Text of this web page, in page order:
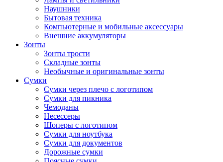
Наушники
Бытовая техника
Компьютерные и мобильные аксессуары
Внешние аккумуляторы
Зонты
Зонты трости
Складные зонты
Необычные и оригинальные зонты
Сумки
Сумки через плечо с логотипом
Сумки для пикника
Чемоданы
Несессеры
Шоперы с логотипом
Сумки для ноутбука
Сумки для документов
Дорожные сумки